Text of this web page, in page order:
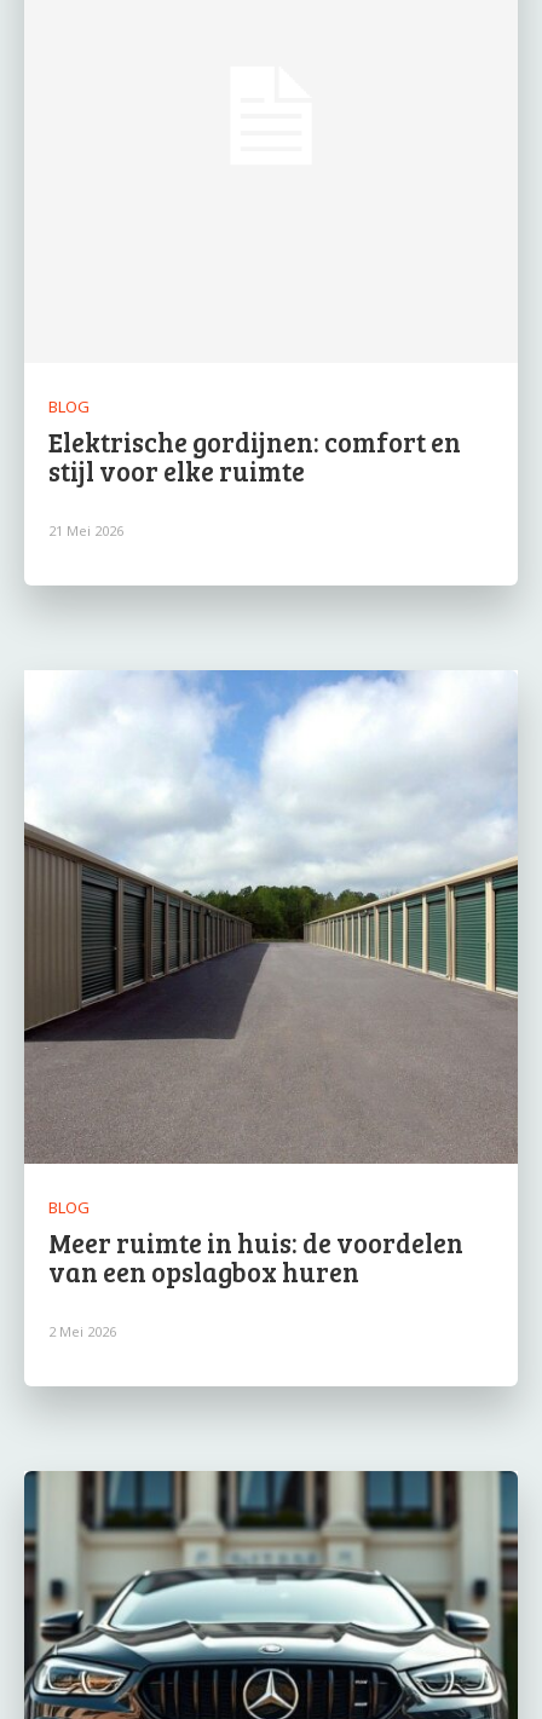
BLOG
Elektrische gordijnen: comfort en
stijl voor elke ruimte
21 Mei 2026
BLOG
Meer ruimte in huis: de voordelen
van een opslagbox huren
2 Mei 2026